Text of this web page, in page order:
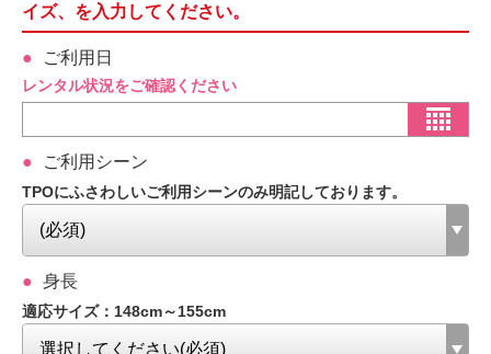
イズ、を入力してください。
ご利用日
レンタル状況をご確認ください
ご利用シーン
TPOにふさわしいご利用シーンのみ明記しております。
身長
適応サイズ：148cm～155cm